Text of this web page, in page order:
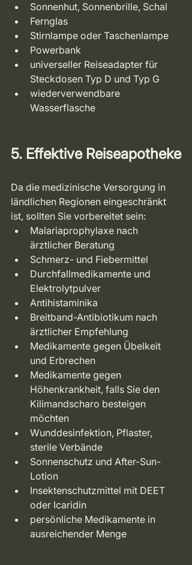
Sonnenhut, Sonnenbrille, Schal
Fernglas
Stirnlampe oder Taschenlampe
Powerbank
universeller Reiseadapter für
Steckdosen Typ D und Typ G
wiederverwendbare
Wasserflasche
5. Effektive Reiseapotheke
Da die medizinische Versorgung in
ländlichen Regionen eingeschränkt
ist, sollten Sie vorbereitet sein:
Malariaprophylaxe nach
ärztlicher Beratung
Schmerz- und Fiebermittel
Durchfallmedikamente und
Elektrolytpulver
Antihistaminika
Breitband-Antibiotikum nach
ärztlicher Empfehlung
Medikamente gegen Übelkeit
und Erbrechen
Medikamente gegen
Höhenkrankheit, falls Sie den
Kilimandscharo besteigen
möchten
Wunddesinfektion, Pflaster,
sterile Verbände
Sonnenschutz und After-Sun-
Lotion
Insektenschutzmittel mit DEET
oder Icaridin
persönliche Medikamente in
ausreichender Menge